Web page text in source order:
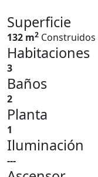
Superficie
132 m2 Construidos
Habitaciones
3
Baños
2
Planta
1
Iluminación
---